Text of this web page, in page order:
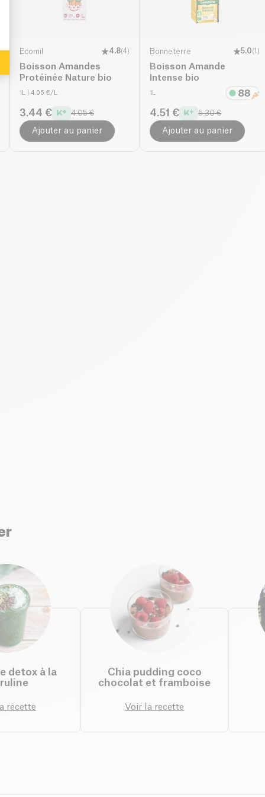
Ecomil 4.8(4)
Boisson Amandes
Protéinée Nature bio
1L | 4.05 €/L
3.44 € 4.05 €
Ajouter au panier
Bonneterre 5.0(1 )
Boisson Amande
Intense bio
1L
4.51 € 5.30 €
Ajouter au panier
detox à la
recette
Chia pudding coco
chocolat et framboise
Voir la recette